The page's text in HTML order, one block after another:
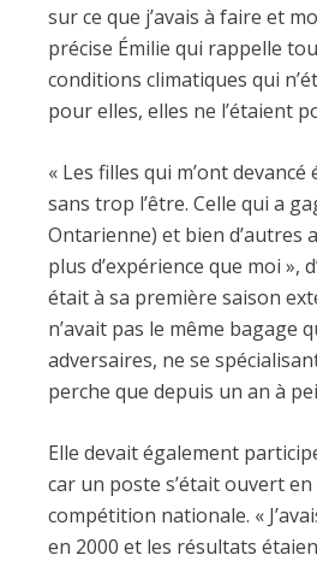
sur ce que j’avais à faire et
précise Émilie qui rappelle
conditions climatiques qui
pour elles, elles ne l’étaient
« Les filles qui m’ont
sans trop l’être. Celle qui a
Ontarienne) et bien d’autres
plus d’expérience que moi »,
était à sa première saison
n’avait pas le même bagage
adversaires, ne se
perche que depuis un an à
Elle devait également
car un poste s’était ouvert en
compétition nationale. «
en 2000 et les résultats